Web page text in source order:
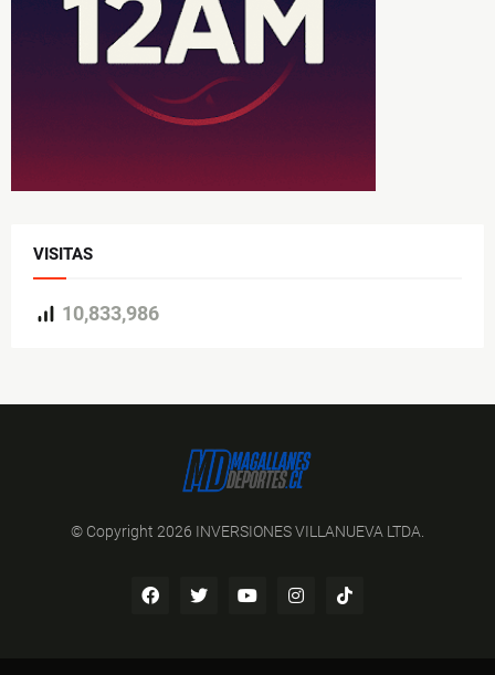
VISITAS
10,833,986
© Copyright 2026 INVERSIONES VILLANUEVA LTDA.